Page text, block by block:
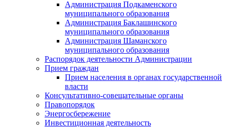
Администрация Подкаменского
муниципального образования
Администрация Баклашинского
муниципального образования
Администрация Шаманского
муниципального образования
Распорядок деятельности Администрации
Прием граждан
Прием населения в органах государственной
власти
Консультативно-совещательные органы
Правопорядок
Энергосбережение
Инвестиционная деятельность